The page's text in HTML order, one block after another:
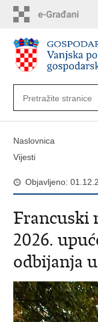
sadržaj
Naslovnica
Vijesti
Objavljeno:
Francuski
2026.
odbijanja